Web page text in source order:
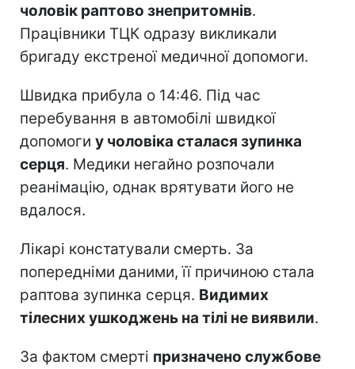
чоловік раптово знепритомнів.
Працівники ТЦК одразу викликали
бригаду екстреної медичної допомоги.
Швидка прибула о 14:46. Під час
перебування в автомобілі швидкої
допомоги у чоловіка сталася зупинка
серця. Медики негайно розпочали
реанімацію, однак врятувати його не
вдалося.
Лікарі констатували смерть. За
попередніми даними, її причиною стала
раптова зупинка серця. Видимих
тілесних ушкоджень на тілі не виявили.
За фактом смерті призначено службове